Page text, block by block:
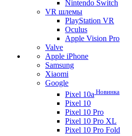
Nintendo Switch
VR шлемы
PlayStation VR
Oculus
Apple Vision Pro
Valve
Apple iPhone
Samsung
Xiaomi
Google
Pixel 10a Новинка
Pixel 10
Pixel 10 Pro
Pixel 10 Pro XL
Pixel 10 Pro Fold